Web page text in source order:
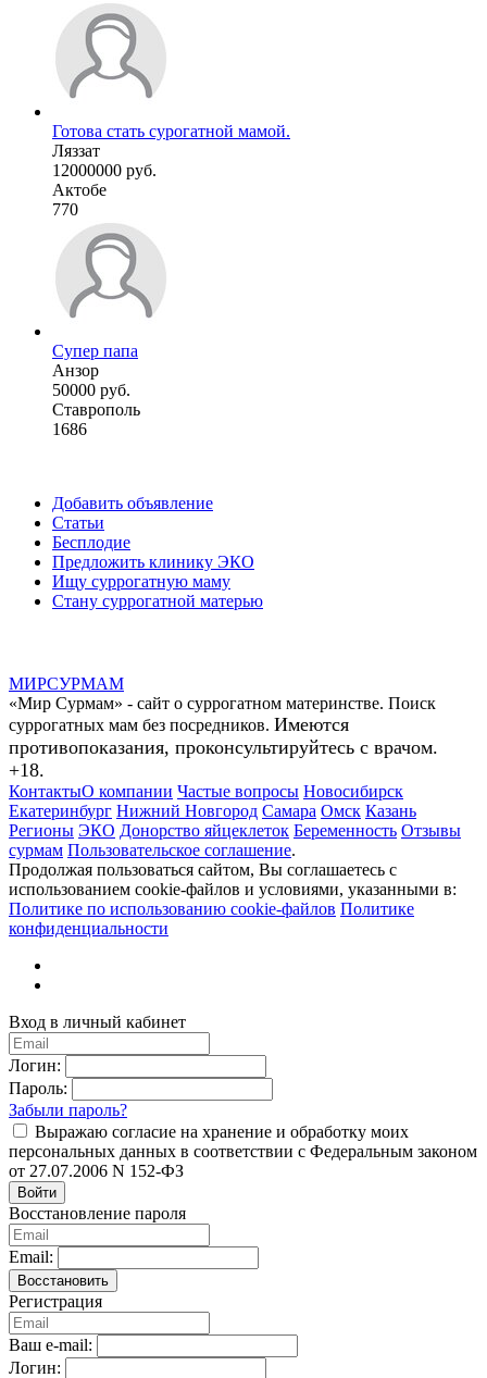
Готова стать сурогатной мамой.
Ляззат
12000000 руб.
Актобе
770
Супер папа
Анзор
50000 руб.
Ставрополь
1686
Добавить объявление
Статьи
Бесплодие
Предложить клинику ЭКО
Ищу суррогатную маму
Стану суррогатной матерью
МИРСУРМАМ
«Мир Сурмам» - сайт о суррогатном материнстве. Поиск
суррогатных мам без посредников. Имеются
противопоказания, проконсультируйтесь с врачом.
+18.
КонтактыО компании Частые вопросы Новосибирск
Екатеринбург Нижний Новгород Самара Омск Казань
Регионы ЭКО Донорство яйцеклеток Беременность Отзывы
сурмам Пользовательское соглашение.
Продолжая пользоваться сайтом, Вы соглашаетесь с
использованием cookie-файлов и условиями, указанными в:
Политике по использованию cookie-файлов Политике
конфиденциальности
Вход в личный кабинет
Логин:
Пароль:
Забыли пароль?
Выражаю согласие на хранение и обработку моих
персональных данных в соответствии с Федеральным законом
от 27.07.2006 N 152-ФЗ
Войти
Восстановление пароля
Email:
Восстановить
Регистрация
Ваш e-mail:
Логин: